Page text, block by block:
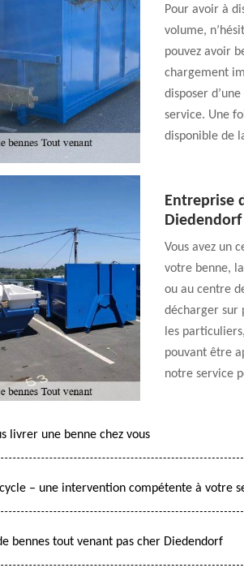
Pour avoir à
volume,
pouvez avoir
chargement
disposer
service. Une
disponible de
Entreprise
Diedendorf
Vous avez un
votre benne,
ou au centre
décharger sur
les
pouvant être
notre service
livrer une benne chez vous
– une intervention compétente à votre
bennes tout venant pas cher Diedendorf